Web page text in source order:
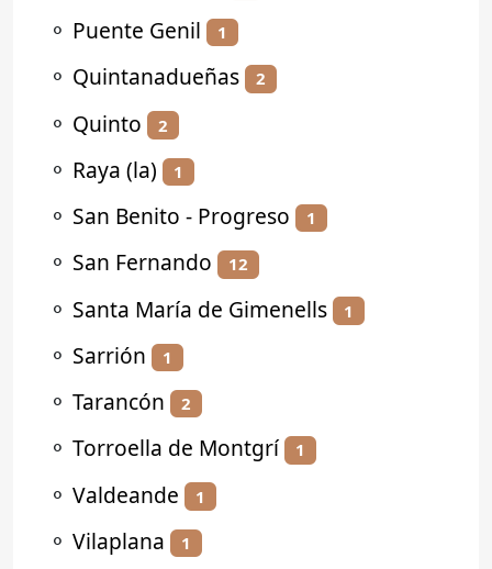
⚬ Puente Genil 1
⚬ Quintanadueñas 2
⚬ Quinto 2
⚬ Raya (la) 1
⚬ San Benito - Progreso 1
⚬ San Fernando 12
⚬ Santa María de Gimenells 1
⚬ Sarrión 1
⚬ Tarancón 2
⚬ Torroella de Montgrí 1
⚬ Valdeande 1
⚬ Vilaplana 1